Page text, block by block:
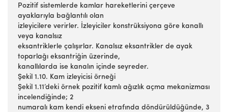
Pozitif sistemlerde kamlar hareketlerini çerçeve
ayaklarıyla bağlantılı olan
izleyicilere verirler. İzleyiciler konstrüksiyona göre kanallı
veya kanalsız
eksantriklerle çalışırlar. Kanalsız eksantrikler de ayak
toparlağı eksantriğin üzerinde,
kanallılarda ise kanalın içinde seyreder.
Şekil 1.10. Kam izleyicisi örneği
Şekil 1.11’deki örnek pozitif kamlı ağızlık açma mekanizması
incelendiğinde; 2
numaralı kam kendi ekseni etrafında döndürüldüğünde, 3